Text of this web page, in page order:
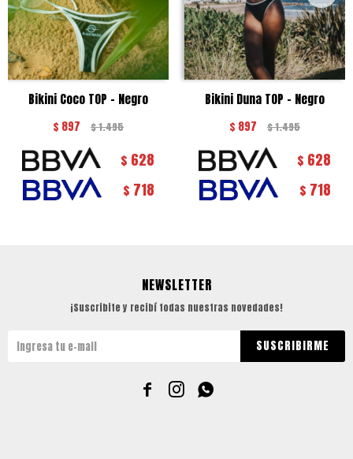
Bikini Coco TOP - Negro
$ 897 $1.495
$ 628
$ 718
Bikini Duna TOP - Negro
$ 897 $1.495
$ 628
$ 718
NEWSLETTER
¡Suscribite y recibí todas nuestras novedades!
SUSCRIBIRME
  